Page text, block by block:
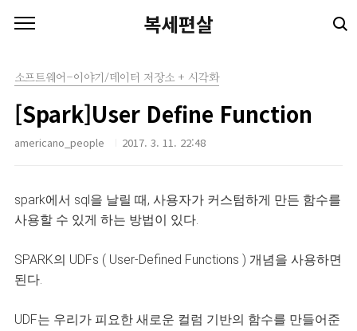
복세편살
소프트웨어-이야기/데이터 저장소 + 시각화
[Spark]User Define Function
americano_people 2017. 3. 11. 22:48
spark에서 sql을 날릴 때, 사용자가 커스텀하게 만든 함수를
사용할 수 있게 하는 방법이 있다.
SPARK의 UDFs ( User-Defined Functions ) 개념을 사용하면
된다.
UDF는 우리가 피요한 새로운 컬럼 기반의 함수를 만들어준